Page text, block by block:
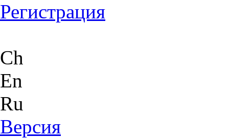
Регистрация
Ch
En
Ru
Версия